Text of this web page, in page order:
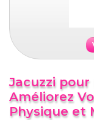
Jacuzzi pour
Améliorez
Physique et